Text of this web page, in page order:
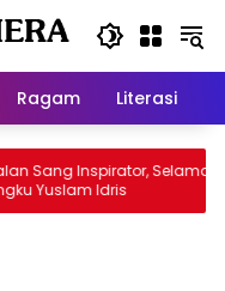
Ragam Literasi
Inspirator, Selamat
Idris